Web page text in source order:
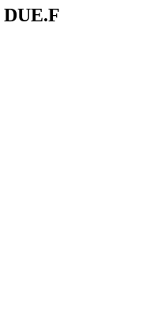
DUE.F